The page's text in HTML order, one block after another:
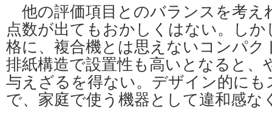
他の評価項目とのバランスを考え
点数が出てもおかしくはない。しか
格に、複合機とは思えないコンパク
排紙構造で設置性も高いとなると、
与えざるを得ない。デザイン的に
で、家庭で使う機器として違和感な